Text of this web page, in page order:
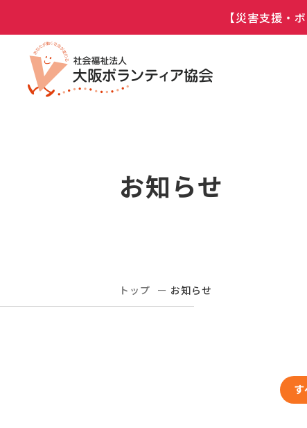
【災害支援・
お知らせ
トップ お知らせ
す